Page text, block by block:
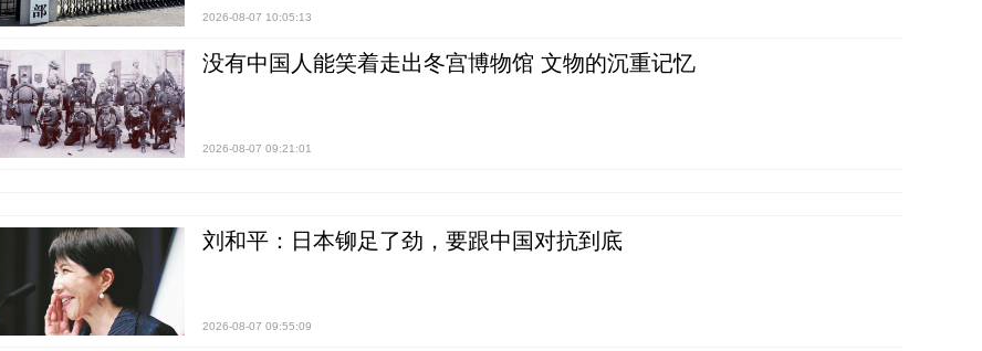
2026-08-07 10:05:13
没有中国人能笑着走出冬宫博物馆 文物的沉重记忆
2026-08-07 09:21:01
刘和平：日本铆足了劲，要跟中国对抗到底
2026-08-07 09:55:09